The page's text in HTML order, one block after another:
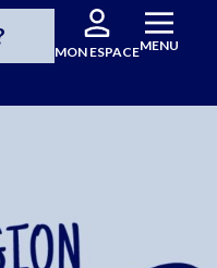
MON ESPACEMENU